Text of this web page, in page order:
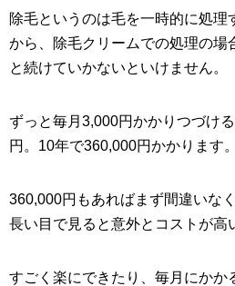
除毛というのは毛を一時的に処理
から、除毛クリームでの処理の場
と続けていかないといけません。
ずっと毎月3,000円かかりつづけ
円。10年で360,000円かかります。
360,000円もあればまず間違いな
長い目で見ると意外とコストが高
すごく楽にできたり、毎月にかか